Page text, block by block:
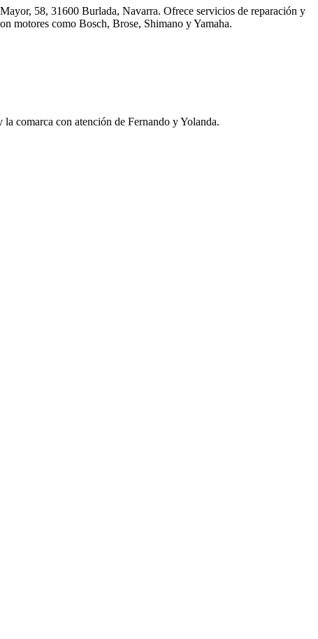
58, 31600 Burlada, Navarra. Ofrece servicios de reparación y
motores como Bosch, Brose, Shimano y Yamaha.
comarca con atención de Fernando y Yolanda.